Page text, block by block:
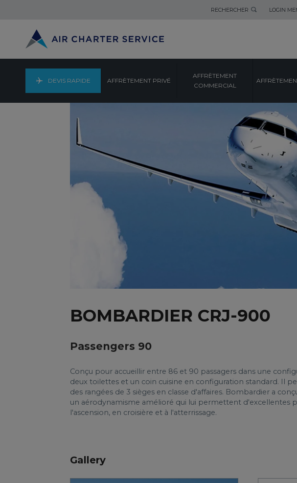
RECHERCHER LOGIN
DEVIS RAPIDE AFFRÈTEMENT PRIVÉ
AFFRÈTEMENT
COMMERCIAL
BOMBARDIER CRJ-900
Passengers 90
Conçu pour accueillir entre 86 et 90 passagers dans une
deux toilettes et un coin cuisine en configuration standard. Il
des rangées de 3 sièges en classe d'affaires. Bombardier a
un aérodynamisme amélioré qui lui permettent d'excellentes
l'ascension, en croisière et à l'atterrissage.
Gallery